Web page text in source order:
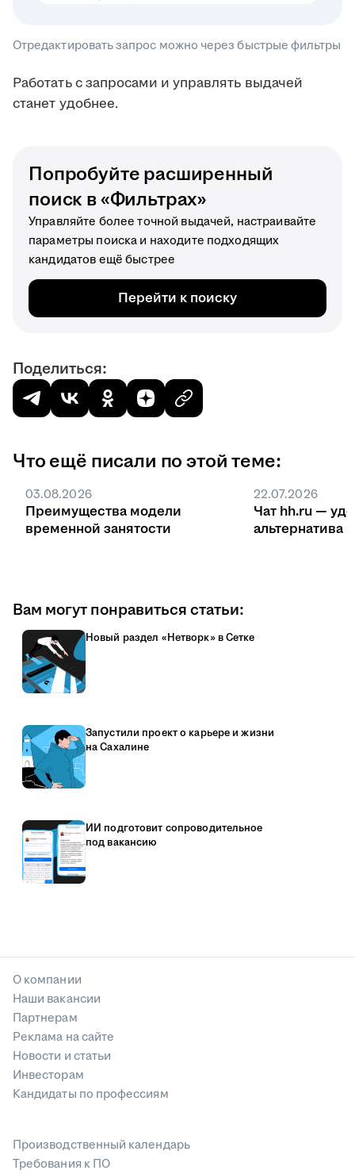
Отредактировать запрос можно через быстрые фильтры
Работать с запросами и управлять выдачей
станет удобнее.
Попробуйте расширенный
поиск в «Фильтрах»
Управляйте более точной выдачей, настраивайте
параметры поиска и находите подходящих
кандидатов ещё быстрее
Перейти к поиску
Поделиться:
Что ещё писали по этой теме:
03.08.2026
Преимущества модели
временной занятости
22.07.2026
Чат hh.ru —
Вам могут понравиться статьи:
Новый раздел «Нетворк» в Сетке
Запустили проект о карьере и жизни
на Сахалине
ИИ подготовит сопроводительное
под вакансию
О компании
Наши вакансии
Партнерам
Реклама на сайте
Новости и статьи
Инвесторам
Кандидаты по профессиям
Производственный календарь
Требования к ПО